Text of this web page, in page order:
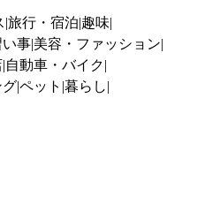
旅行・宿泊 趣味
事 美容・ファッション
自動車・バイク
グペット 暮らし